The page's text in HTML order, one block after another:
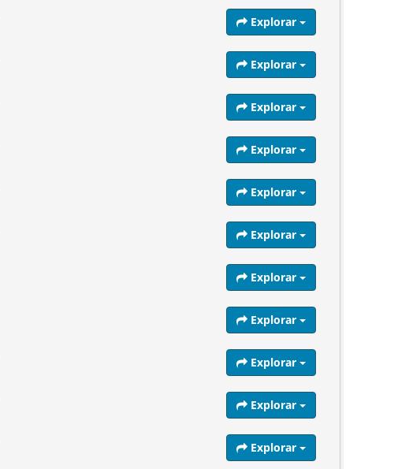
Explorar
Explorar
Explorar
Explorar
Explorar
Explorar
Explorar
Explorar
Explorar
Explorar
Explorar